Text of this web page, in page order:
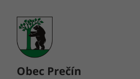
Obec Prečín